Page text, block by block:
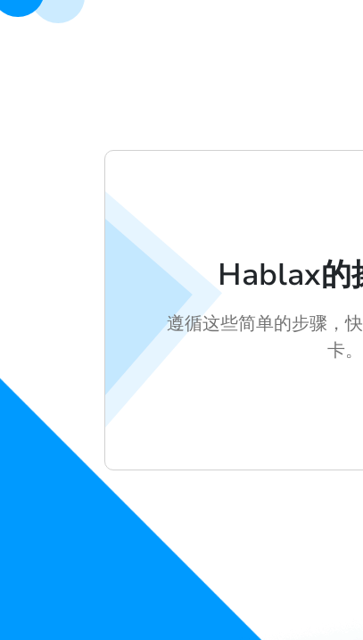
Hablax的
遵循这些简单的步骤，
卡。